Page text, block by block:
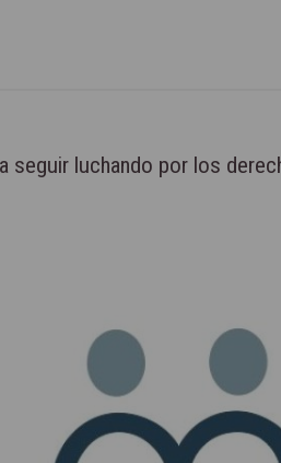
seguir luchando por los